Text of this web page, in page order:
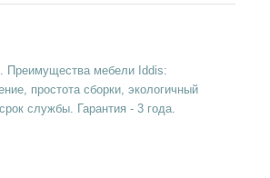
Преимущества мебели Iddis:
простота сборки, экологичный
службы. Гарантия - 3 года.